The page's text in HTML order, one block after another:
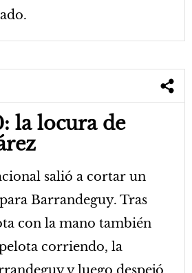
la locura de
salió a cortar un
Barrandeguy. Tras
con la mano también
corriendo, la